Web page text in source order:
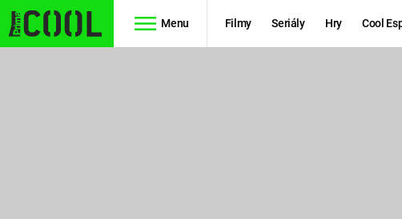
Menu Filmy Seriály Hry Cool